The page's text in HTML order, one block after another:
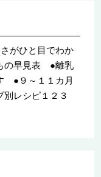
がひと目でわか
の早見表 ●離乳
●９～１１カ月
別レシピ１２３